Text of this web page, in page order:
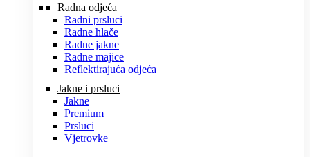
Radna odjeća
Radni prsluci
Radne hlače
Radne jakne
Radne majice
Reflektirajuća odjeća
Jakne i prsluci
Jakne
Premium
Prsluci
Vjetrovke